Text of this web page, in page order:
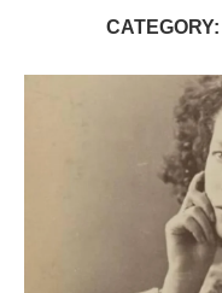
CATEGORY: